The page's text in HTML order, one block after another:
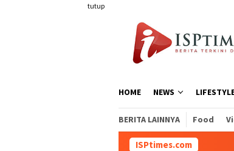
tutup
HOME NEWS
BERITA LAINNYA Food
ISPtimes.com